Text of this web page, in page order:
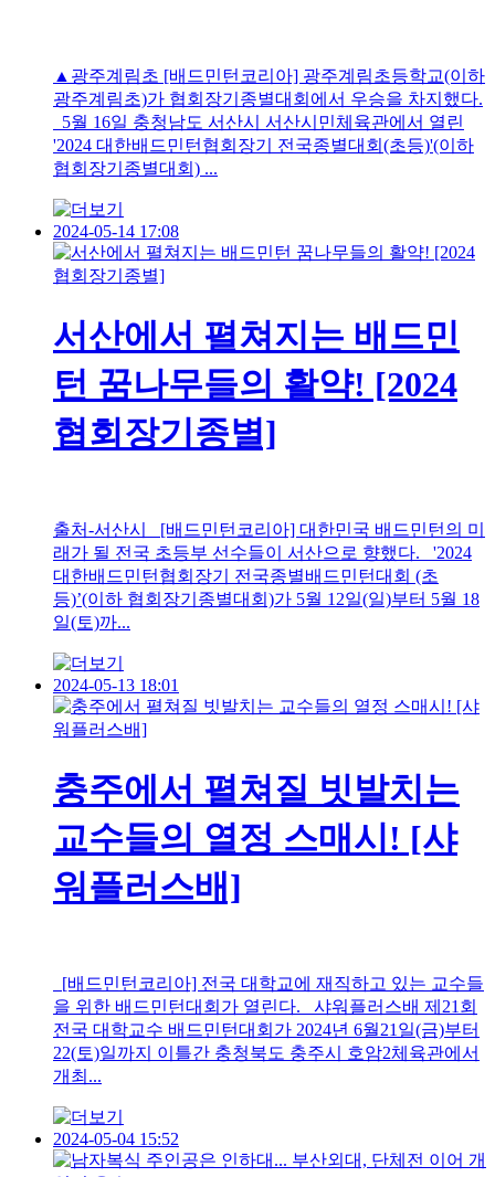
▲광주계림초 [배드민턴코리아] 광주계림초등학교(이하
광주계림초)가 협회장기종별대회에서 우승을 차지했다.
5월 16일 충청남도 서산시 서산시민체육관에서 열린
'2024 대한배드민턴협회장기 전국종별대회(초등)'(이하
협회장기종별대회) ...
2024-05-14 17:08
서산에서 펼쳐지는 배드민
턴 꿈나무들의 활약! [2024
협회장기종별]
출처-서산시 [배드민턴코리아] 대한민국 배드민턴의 미
래가 될 전국 초등부 선수들이 서산으로 향했다. '2024
대한배드민턴협회장기 전국종별배드민턴대회 (초
등)’(이하 협회장기종별대회)가 5월 12일(일)부터 5월 18
일(토)까...
2024-05-13 18:01
충주에서 펼쳐질 빗발치는
교수들의 열정 스매시! [샤
워플러스배]
[배드민턴코리아] 전국 대학교에 재직하고 있는 교수들
을 위한 배드민턴대회가 열린다. 샤워플러스배 제21회
전국 대학교수 배드민턴대회가 2024년 6월21일(금)부터
22(토)일까지 이틀간 충청북도 충주시 호암2체육관에서
개최...
2024-05-04 15:52